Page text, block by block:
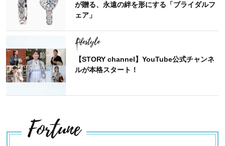
が贈る、永遠の絆を形にする「ブライダルフ
ェア」
Lifestyle
【STORY channel】YouTube公式チャンネ
ルが本格スタート！
Fortune